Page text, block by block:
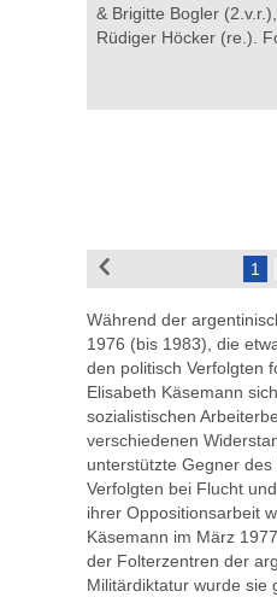
& Brigitte Bogler
Rüdiger Höcker (re.).
1
Während der
1976 (bis 1983), die
den politisch Verfolgten
Elisabeth Käsemann
sozialistischen
verschiedenen
unterstützte Gegner
Verfolgten bei Flucht
ihrer Oppositionsarbeit
Käsemann im März
der Folterzentren der
Militärdiktatur wurde sie